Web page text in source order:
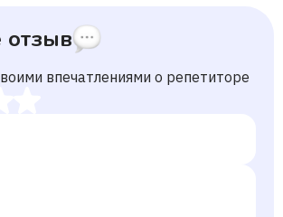
отзыв
впечатлениями о репетиторе